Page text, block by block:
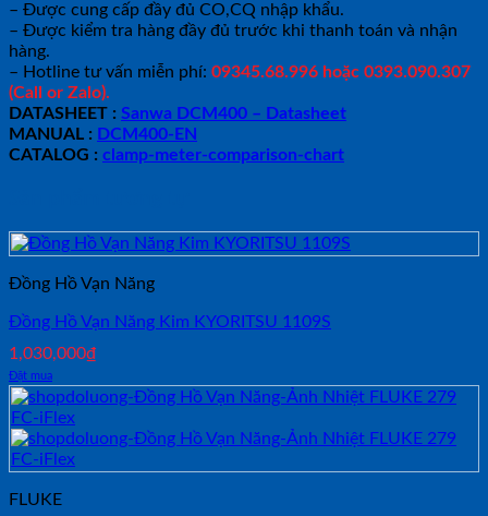
– Được cung cấp đầy đủ CO,CQ nhập khẩu.
– Được kiểm tra hàng đầy đủ trước khi thanh toán và nhận
hàng.
– Hotline tư vấn miễn phí: 09345.68.996 hoặc 0393.090.307
(Call or Zalo).
DATASHEET : Sanwa DCM400 – Datasheet
MANUAL : DCM400-EN
CATALOG : clamp-meter-comparison-chart
Đồng Hồ Vạn Năng
Đồng Hồ Vạn Năng Kim KYORITSU 1109S
1,030,000₫
Đặt mua
FLUKE